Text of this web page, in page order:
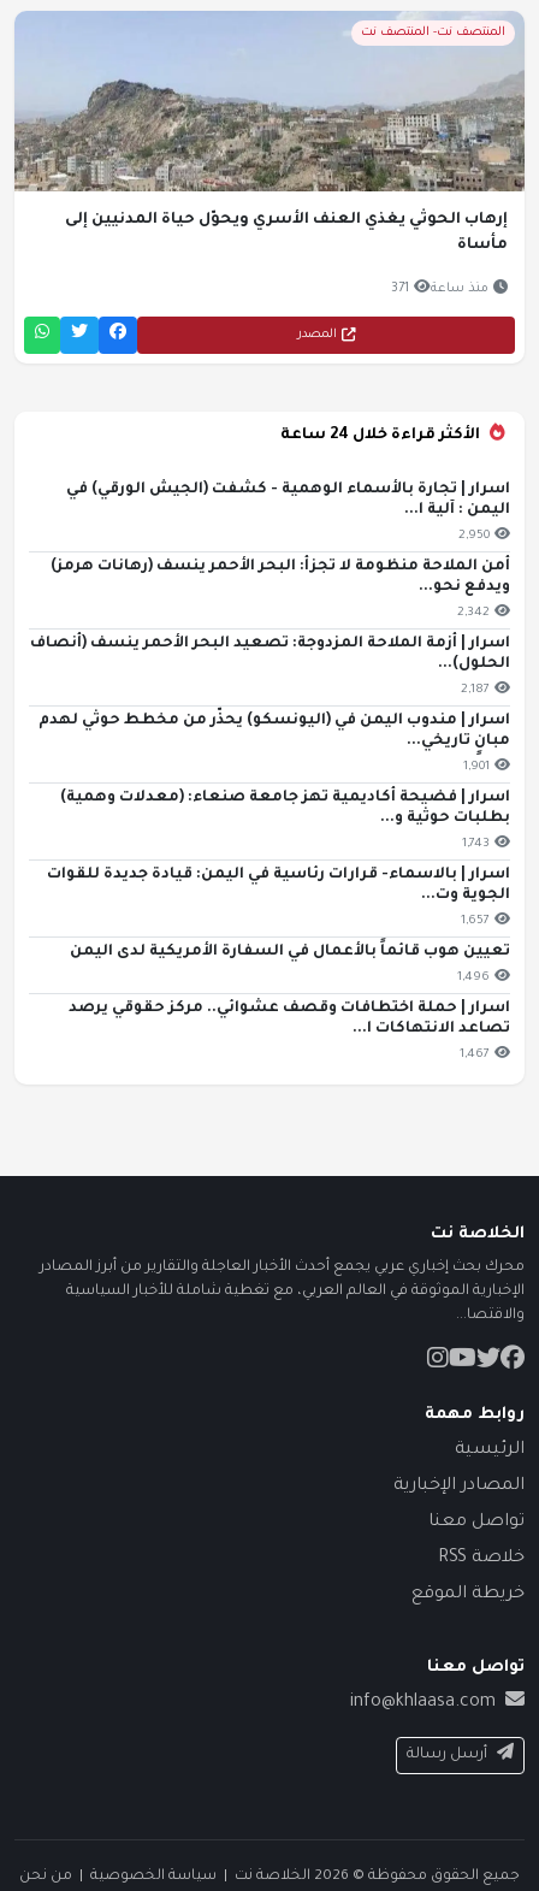
المنتصف نت- المنتصف نت
إرهاب الحوثي يغذي العنف الأسري ويحوّل حياة المدنيين إلى
مأساة
منذ ساعة 371
المصدر
الأكثر قراءة خلال 24 ساعة
اسرار | تجارة بالأسماء الوهمية - كشفت (الجيش الورقي) في
اليمن : آلية ا...
2,950
أمن الملاحة منظومة لا تجزأ: البحر الأحمر ينسف (رهانات هرمز)
ويدفع نحو...
2,342
اسرار | أزمة الملاحة المزدوجة: تصعيد البحر الأحمر ينسف (أنصاف
الحلول)...
2,187
اسرار | مندوب اليمن في (اليونسكو) يحذّر من مخطط حوثي لهدم
مبانٍ تاريخي...
1,901
اسرار | فضيحة أكاديمية تهز جامعة صنعاء: (معدلات وهمية)
بطلبات حوثية و...
1,743
اسرار | بالاسماء- قرارات رئاسية في اليمن: قيادة جديدة للقوات
الجوية وت...
1,657
تعيين هوب قائماً بالأعمال في السفارة الأمريكية لدى اليمن
1,496
اسرار | حملة اختطافات وقصف عشوائي.. مركز حقوقي يرصد
تصاعد الانتهاكات ا...
1,467
الخلاصة نت
محرك بحث إخباري عربي يجمع أحدث الأخبار العاجلة والتقارير من أبرز المصادر
الإخبارية الموثوقة في العالم العربي، مع تغطية شاملة للأخبار السياسية
والاقتصا...
روابط مهمة
الرئيسية
المصادر الإخبارية
تواصل معنا
خلاصة RSS
خريطة الموقع
تواصل معنا
info@khlaasa.com
أرسل رسالة
جميع الحقوق محفوظة © 2026 الخلاصة نت | سياسة الخصوصية من نحن